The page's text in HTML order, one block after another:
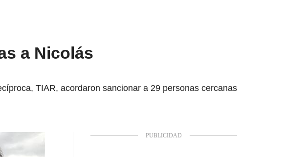
a Nicolás
TIAR, acordaron sancionar a 29 personas cercanas